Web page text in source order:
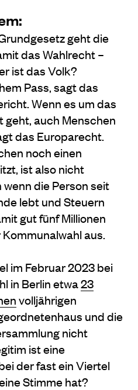
geht die
das Wahlrecht –
ist das Volk?
Pass, sagt das
Wenn es um das
geht, auch Menschen
das Europarecht.
noch einen
ist also nicht
die Person seit
lebt und Steuern
gut fünf Millionen
aus.
im Februar 2023 bei
in Berlin etwa23
volljährigen
und die
nicht
ist eine
der fast ein Viertel
Stimme hat?